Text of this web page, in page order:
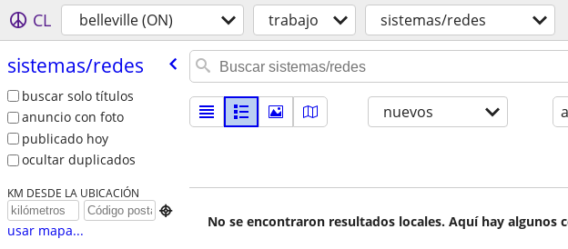
CL belleville (ON) trabajo sistemas/redes
sistemas/​redes
buscar solo títulos
anuncio con foto
publicado hoy
ocultar duplicados
KM DESDE LA UBICACIÓN

usar mapa...
nuevos
No se encontraron resultados locales. Aquí hay algunos